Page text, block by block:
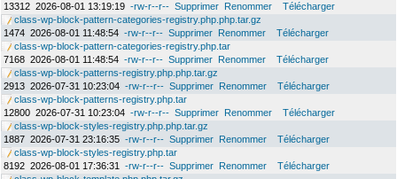
13312 2026-08-01 13:19:19 -rw-r--r-- Supprimer Renommer
Télécharger
class-wp-block-pattern-categories-registry.php.php.tar.gz
1474 2026-08-01 11:48:54 -rw-r--r-- Supprimer Renommer
Télécharger
class-wp-block-pattern-categories-registry.php.tar
7168 2026-08-01 11:48:54 -rw-r--r-- Supprimer Renommer
Télécharger
class-wp-block-patterns-registry.php.php.tar.gz
2913 2026-07-31 10:23:04 -rw-r--r-- Supprimer Renommer
Télécharger
class-wp-block-patterns-registry.php.tar
12800 2026-07-31 10:23:04 -rw-r--r-- Supprimer Renommer
Télécharger
class-wp-block-styles-registry.php.php.tar.gz
1887 2026-07-31 23:16:35 -rw-r--r-- Supprimer Renommer
Télécharger
class-wp-block-styles-registry.php.tar
8192 2026-08-01 17:36:31 -rw-r--r-- Supprimer Renommer
Télécharger